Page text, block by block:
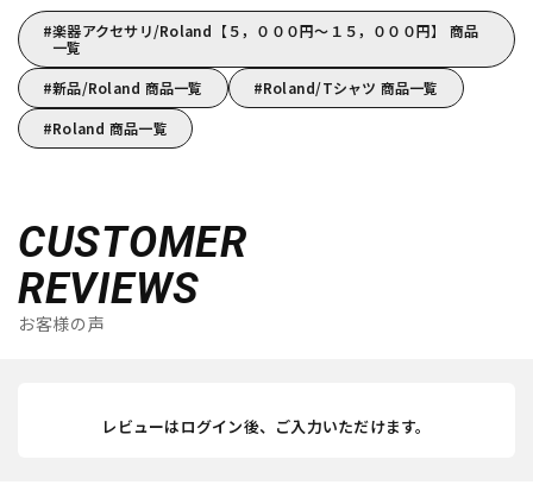
楽器アクセサリ/Roland【５，０００円～１５，０００円】 商品
一覧
新品/Roland 商品一覧
Roland/Tシャツ 商品一覧
Roland 商品一覧
CUSTOMER
REVIEWS
お客様の声
レビューはログイン後、ご入力いただけます。